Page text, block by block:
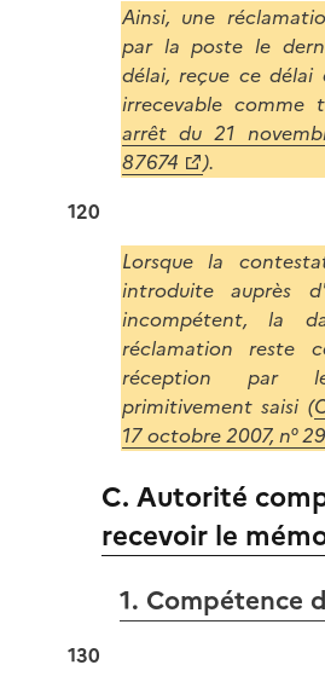
Ainsi, une
par la poste le
délai, reçue ce délai
irrecevable comme
arrêt du 21
87674
).
120
Lorsque la
introduite auprès
incompétent, la
réclamation reste
réception par
primitivement saisi (
17 octobre 2007, n°
C. Autorité
recevoir le
1. Compétence
130